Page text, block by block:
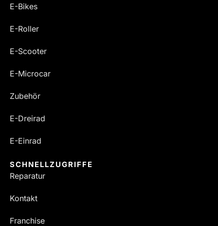
E-Bikes
E-Roller
E-Scooter
E-Microcar
Zubehör
E-Dreirad
E-Einrad
SCHNELLZUGRIFFE
Reparatur
Kontakt
Franchise